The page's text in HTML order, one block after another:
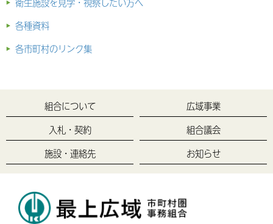
2024.12.04
令和６年度 へい獣保冷庫の年末年始受付日程につ
復工事設計業務委託に係る入札結果について
2024.10.09
令和6年度版「衛生年鑑」（令和5年度実績）の公
開について
2024.09.20
エコフェスタもがみ2024 イベントレポート
各種資料
各市町村のリンク集
組合について
広域事業
入札・契約
組合議会
施設・連絡先
お知らせ